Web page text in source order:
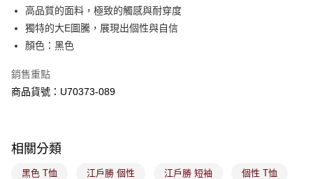
１．透過由恩沛科技股份有限公司提供之「AFTEE先享後付」服務完成之交
易，需依本服務之必要範圍內提供個人資料，並將交易相關給付款項請求債
２．關於個人資料處理事宜，請瀏覽以下網址：
３．未成年的使用者請事先徵得法定代理人或監護人之同意方可使用
時審查核予不同之上限額度；若仍有額度不足之情形，本公司將視審查結果
５．嚴禁一人註冊多個帳號或使用他人資訊註冊。若發現惡意使用之情形，
7-11取貨付款
免運費
免運費
付款後門市取貨
免運費
高品質的面料，極致的觸感與耐穿度
獨特的大E圖騰，展現出個性與自信
顏色：黑色
銷售重點
商品貨號：U70373-089
相關分類
黑色 T恤 江戶勝 個性 江戶勝 短袖 個性 T恤